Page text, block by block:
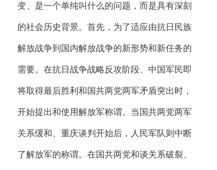
变、是一个单纯叫什么的问题，而是具有深刻
的社会历史背景。首先，为了适应由抗日民族
解放战争到国内解放战争的新形势和新任务的
需要。在抗日战争战略反攻阶段、中国军民即
将取得最后胜利和国共两党两军矛盾突出时，
开始提出和使用解放军称谓。当国共两党两军
关系缓和、重庆谈判开始后，人民军队则中断
了解放军的称谓。在国共两党和谈关系破裂、